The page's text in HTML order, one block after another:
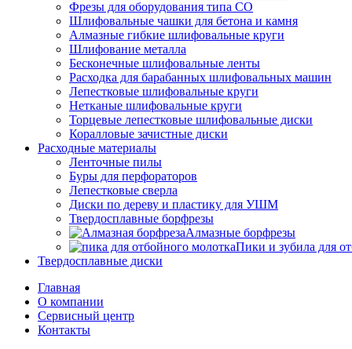
Фрезы для оборудования типа СО
Шлифовальные чашки для бетона и камня
Алмазные гибкие шлифовальные круги
Шлифование металла
Бесконечные шлифовальные ленты
Расходка для барабанных шлифовальных машин
Лепестковые шлифовальные круги
Нетканые шлифовальные круги
Торцевые лепестковые шлифовальные диски
Коралловые зачистные диски
Расходные материалы
Ленточные пилы
Буры для перфораторов
Лепестковые сверла
Диски по дереву и пластику для УШМ
Твердосплавные борфрезы
Алмазные борфрезы
Пики и зубила для
Твердосплавные диски
Главная
О компании
Сервисный центр
Контакты